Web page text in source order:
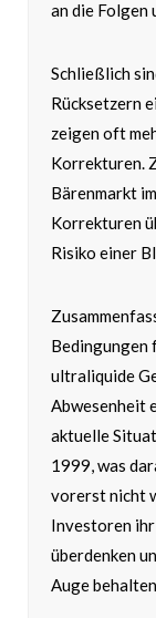
an die
Schließlich
Rücksetzern
zeigen oft
Korrekturen.
Bärenmarkt
Korrekturen
Risiko einer
Bedingungen
ultraliquide
Abwesenheit
aktuelle
1999, was
vorerst nicht
Investoren
überdenken
Auge